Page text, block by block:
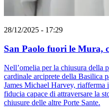
28/12/2025 - 17:29
San Paolo fuori le Mura,
Nell’omelia per la chiusura della
cardinale arciprete della Basilica
James Michael Harvey, riafferma
fiducia capace di attraversare la
chiusure delle altre Porte Sante.